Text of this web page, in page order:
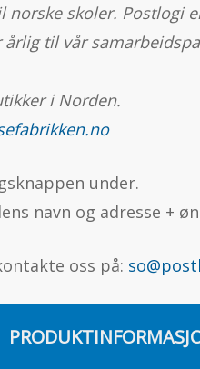
norske skoler. Postlogi
til vår
i Norden.
under.
navn og adresse +
oss på: